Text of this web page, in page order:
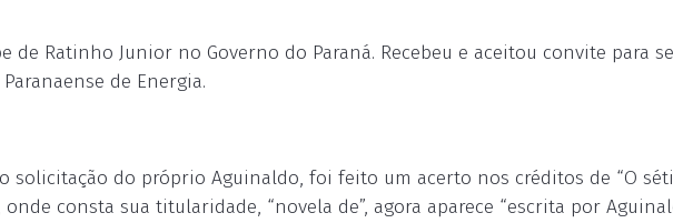
de Ratinho Junior no Governo do Paraná. Recebeu e aceitou convite para
de Energia.
solicitação do próprio Aguinaldo, foi feito um acerto nos créditos de “O
consta sua titularidade, “novela de”, agora aparece “escrita por